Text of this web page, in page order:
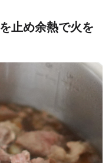
止め余熱で火を